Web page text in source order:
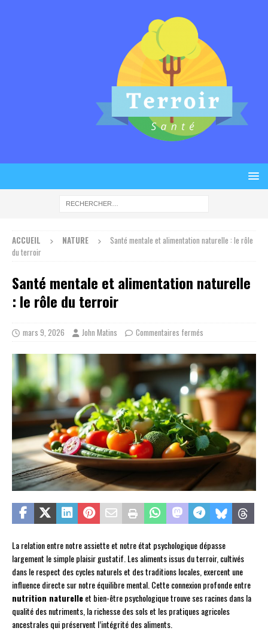
ACCUEIL NATURE
Santé mentale et alimentation naturelle : le rôle
du terroir
Santé mentale et alimentation naturelle
: le rôle du terroir
mars 9, 2026 John Matins Commentaires fermés
La relation entre notre assiette et notre état psychologique dépasse
largement le simple plaisir gustatif. Les aliments issus du terroir, cultivés
dans le respect des cycles naturels et des traditions locales, exercent une
influence directe sur notre équilibre mental. Cette connexion profonde entre
nutrition naturelleet bien-être psychologique trouve ses racines dans la
qualité des nutriments, la richesse des sols et les pratiques agricoles
ancestrales qui préservent l’intégrité des aliments.